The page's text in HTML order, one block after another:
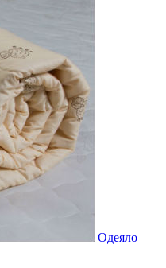
Одеяло